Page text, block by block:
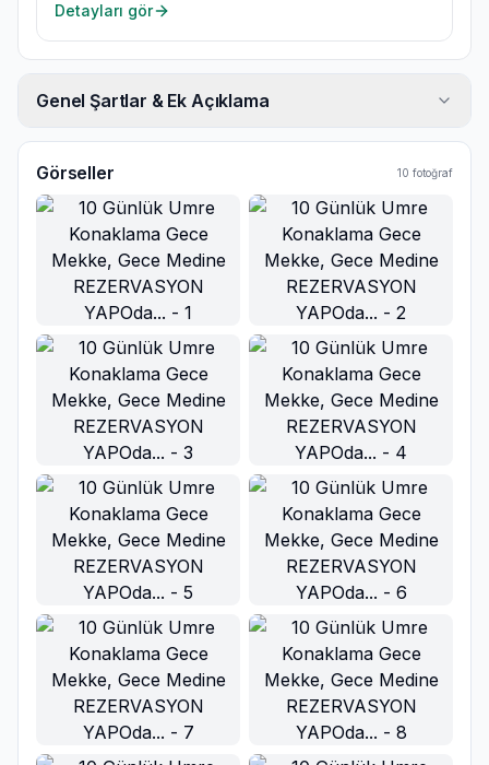
Detayları gör
Genel Şartlar & Ek Açıklama
Görseller 10 fotoğraf
Ana Görsel